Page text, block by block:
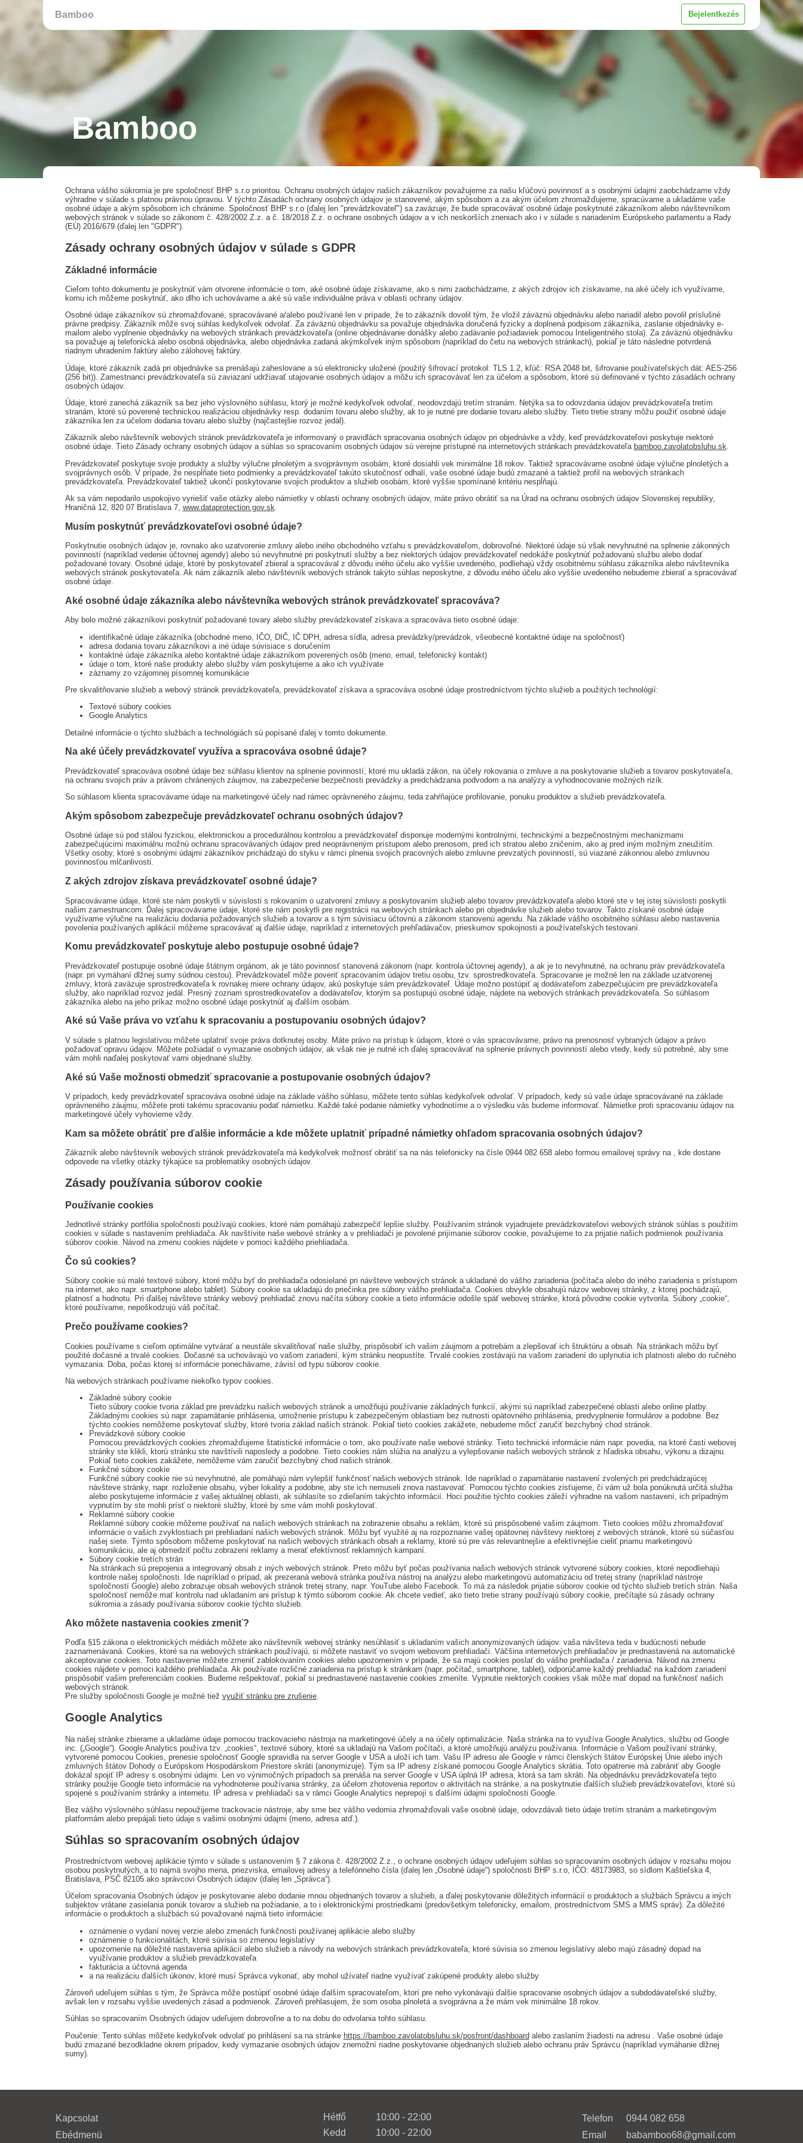
Bamboo Bejelentkezés
Bamboo
Ochrana vášho súkromia je pre spoločnosť BHP s.r.o prioritou. Ochranu osobných údajov našich zákazníkov považujeme za našu kľúčovú povinnosť a s osobnými údajmi zaobchádzame vždy
výhradne v súlade s platnou právnou úpravou. V týchto Zásadách ochrany osobných údajov je stanovené, akým spôsobom a za akým účelom zhromažďujeme, spracúvame a ukladáme vaše
osobné údaje a akým spôsobom ich chránime. Spoločnosť BHP s.r.o (ďalej len "prevádzkovateľ") sa zaväzuje, že bude spracovávať osobné údaje poskytnuté zákazníkom alebo návštevníkom
webových stránok v súlade so zákonom č. 428/2002 Z.z. a č. 18/2018 Z.z. o ochrane osobných údajov a v ich neskorších zneniach ako i v súlade s nariadením Európskeho parlamentu a Rady
(EÚ) 2016/679 (ďalej len "GDPR").
Zásady ochrany osobných údajov v súlade s GDPR
Základné informácie
Cieľom tohto dokumentu je poskytnúť vám otvorene informácie o tom, aké osobné údaje získavame, ako s nimi zaobchádzame, z akých zdrojov ich získavame, na aké účely ich využívame,
komu ich môžeme poskytnúť, ako dlho ich uchovávame a aké sú vaše individuálne práva v oblasti ochrany údajov.
Osobné údaje zákazníkov sú zhromažďované, spracovávané a/alebo používané len v prípade, že to zákazník dovolil tým, že vložil záväznú objednávku alebo nariadil alebo povolil príslušné
právne predpisy. Zákazník môže svoj súhlas kedykoľvek odvolať. Za záväznú objednávku sa považuje objednávka doručená fyzicky a doplnená podpisom zákazníka, zaslanie objednávky e-
mailom alebo vyplnenie objednávky na webových stránkach prevádzkovateľa (online objednávanie donášky alebo zadávanie požiadaviek pomocou Inteligentného stola). Za záväznú objednávku
sa považuje aj telefonická alebo osobná objednávka, alebo objednávka zadaná akýmkoľvek iným spôsobom (napríklad do četu na webových stránkach), pokiaľ je táto následne potvrdená
riadnym uhradením faktúry alebo zálohovej faktúry.
Údaje, ktoré zákazník zadá pri objednávke sa prenášajú zaheslovane a sú elektronicky uložené (použitý šifrovací protokol: TLS 1.2, kľúč: RSA 2048 bit, šifrovanie používateľských dát: AES-256
(256 bit)). Zamestnanci prevádzkovateľa sú zaviazaní udržiavať utajovanie osobných údajov a môžu ich spracovávať len za účelom a spôsobom, ktoré sú definované v týchto zásadách ochrany
osobných údajov.
Údaje, ktoré zanechá zákazník sa bez jeho výslovného súhlasu, ktorý je možné kedykoľvek odvolať, neodovzdajú tretím stranám. Netýka sa to odovzdania údajov prevádzkovateľa tretím
stranám, ktoré sú poverené technickou realizáciou objednávky resp. dodaním tovaru alebo služby, ak to je nutné pre dodanie tovaru alebo služby. Tieto tretie strany môžu použiť osobné údaje
zákazníka len za účelom dodania tovaru alebo služby (najčastejšie rozvoz jedál).
Zákazník alebo návštevník webových stránok prevádzkovateľa je informovaný o pravidlách spracovania osobných údajov pri objednávke a vždy, keď prevádzkovateľovi poskytuje niektoré
osobné údaje. Tieto Zásady ochrany osobných údajov a súhlas so spracovaním osobných údajov sú verejne prístupné na internetových stránkach prevádzkovateľa bamboo.zavolatobsluhu.sk.
Prevádzkovateľ poskytuje svoje produkty a služby výlučne plnoletým a svojprávnym osobám, ktoré dosiahli vek minimálne 18 rokov. Taktiež spracovávame osobné údaje výlučne plnoletých a
svojprávnych osôb. V prípade, že nespĺňate tieto podmienky a prevádzkovateľ takúto skutočnosť odhalí, vaše osobné údaje budú zmazané a taktiež profil na webových stránkach
prevádzkovateľa. Prevádzkovateľ taktiež ukončí poskytovanie svojich produktov a služieb osobám, ktoré vyššie spomínané kritériu nespĺňajú.
Ak sa vám nepodarilo uspokojivo vyriešiť vaše otázky alebo námietky v oblasti ochrany osobných údajov, máte právo obrátiť sa na Úrad na ochranu osobných údajov Slovenskej republiky,
Hraničná 12, 820 07 Bratislava 7, www.dataprotection.gov.sk.
Musím poskytnúť prevádzkovateľovi osobné údaje?
Poskytnutie osobných údajov je, rovnako ako uzatvorenie zmluvy alebo iného obchodného vzťahu s prevádzkovateľom, dobrovoľné. Niektoré údaje sú však nevyhnutné na splnenie zákonných
povinností (napríklad vedenie účtovnej agendy) alebo sú nevyhnutné pri poskytnutí služby a bez niektorých údajov prevádzkovateľ nedokáže poskytnúť požadovanú službu alebo dodať
požadované tovary. Osobné údaje, ktoré by poskytovateľ zbieral a spracovával z dôvodu iného účelu ako vyššie uvedeného, podliehajú vždy osobitnému súhlasu zákazníka alebo návštevníka
webových stránok poskytovateľa. Ak nám zákazník alebo návštevník webových stránok takýto súhlas neposkytne, z dôvodu iného účelu ako vyššie uvedeného nebudeme zbierať a spracovávať
osobné údaje.
Aké osobné údaje zákazníka alebo návštevníka webových stránok prevádzkovateľ spracováva?
Aby bolo možné zákazníkovi poskytnúť požadované tovary alebo služby prevádzkovateľ získava a spracováva tieto osobné údaje:
identifikačné údaje zákazníka (obchodné meno, IČO, DIČ, IČ DPH, adresa sídla, adresa prevádzky/prevádzok, všeobecné kontaktné údaje na spoločnosť)
adresa dodania tovaru zákazníkovi a iné údaje súvisiace s doručením
kontaktné údaje zákazníka alebo kontaktné údaje zákazníkom poverených osôb (meno, email, telefonický kontakt)
údaje o tom, ktoré naše produkty alebo služby vám poskytujeme a ako ich využívate
záznamy zo vzájomnej písomnej komunikácie
Pre skvalitňovanie služieb a webový stránok prevádzkovateľa, prevádzkovateľ získava a spracováva osobné údaje prostredníctvom týchto služieb a použitých technológií:
Textové súbory cookies
Google Analytics
Detailné informácie o týchto službách a technológiách sú popísané ďalej v tomto dokumente.
Na aké účely prevádzkovateľ využíva a spracováva osobné údaje?
Prevádzkovateľ spracováva osobné údaje bez súhlasu klientov na splnenie povinností, ktoré mu ukladá zákon, na účely rokovania o zmluve a na poskytovanie služieb a tovarov poskytovateľa,
na ochranu svojich práv a právom chránených záujmov, na zabezpečenie bezpečnosti prevádzky a predchádzania podvodom a na analýzy a vyhodnocovanie možných rizík.
So súhlasom klienta spracovávame údaje na marketingové účely nad rámec oprávneného záujmu, teda zahŕňajúce profilovanie, ponuku produktov a služieb prevádzkovateľa.
Akým spôsobom zabezpečuje prevádzkovateľ ochranu osobných údajov?
Osobné údaje sú pod stálou fyzickou, elektronickou a procedurálnou kontrolou a prevádzkovateľ disponuje modernými kontrolnými, technickými a bezpečnostnými mechanizmami
zabezpečujúcimi maximálnu možnú ochranu spracovávaných údajov pred neoprávneným prístupom alebo prenosom, pred ich stratou alebo zničením, ako aj pred iným možným zneužitím.
Všetky osoby, ktoré s osobnými údajmi zákazníkov prichádzajú do styku v rámci plnenia svojich pracovných alebo zmluvne prevzatých povinností, sú viazané zákonnou alebo zmluvnou
povinnosťou mlčanlivosti.
Z akých zdrojov získava prevádzkovateľ osobné údaje?
Spracovávame údaje, ktoré ste nám poskytli v súvislosti s rokovaním o uzatvorení zmluvy a poskytovaním služieb alebo tovarov prevádzkovateľa alebo ktoré ste v tej istej súvislosti poskytli
našim zamestnancom. Ďalej spracovávame údaje, ktoré ste nám poskytli pre registrácii na webových stránkach alebo pri objednávke služieb alebo tovarov. Takto získané osobné údaje
využívame výlučne na realizáciu dodania požadovaných služieb a tovarov a s tým súvisiacu účtovnú a zákonom stanovenú agendu. Na základe vášho osobitného súhlasu alebo nastavenia
povolenia používaných aplikácií môžeme spracovávať aj ďalšie údaje, napríklad z internetových prehľadávačov, prieskumov spokojnosti a používateľských testovaní.
Komu prevádzkovateľ poskytuje alebo postupuje osobné údaje?
Prevádzkovateľ postupuje osobné údaje štátnym orgánom, ak je táto povinnosť stanovená zákonom (napr. kontrola účtovnej agendy), a ak je to nevyhnutné, na ochranu práv prevádzkovateľa
(napr. pri vymáhaní dlžnej sumy súdnou cestou). Prevádzkovateľ môže poveriť spracovaním údajov tretiu osobu, tzv. sprostredkovateľa. Spracovanie je možné len na základe uzatvorenej
zmluvy, ktorá zaväzuje sprostredkovateľa k rovnakej miere ochrany údajov, akú poskytuje sám prevádzkovateľ. Údaje možno postúpiť aj dodávateľom zabezpečujúcim pre prevádzkovateľa
služby, ako napríklad rozvoz jedál. Presný zoznam sprostredkovateľov a dodávateľov, ktorým sa postupujú osobné údaje, nájdete na webových stránkach prevádzkovateľa. So súhlasom
zákazníka alebo na jeho príkaz možno osobné údaje poskytnúť aj ďalším osobám.
Aké sú Vaše práva vo vzťahu k spracovaniu a postupovaniu osobných údajov?
V súlade s platnou legislatívou môžete uplatniť svoje práva dotknutej osoby. Máte právo na prístup k údajom, ktoré o vás spracovávame, právo na prenosnosť vybraných údajov a právo
požadovať opravu údajov. Môžete požiadať o vymazanie osobných údajov, ak však nie je nutné ich ďalej spracovávať na splnenie právnych povinností alebo vtedy, kedy sú potrebné, aby sme
vám mohli naďalej poskytovať vami objednané služby.
Aké sú Vaše možnosti obmedziť spracovanie a postupovanie osobných údajov?
V prípadoch, kedy prevádzkovateľ spracováva osobné údaje na základe vášho súhlasu, môžete tento súhlas kedykoľvek odvolať. V prípadoch, kedy sú vaše údaje spracovávané na základe
oprávneného záujmu, môžete proti takému spracovaniu podať námietku. Každé také podanie námietky vyhodnotíme a o výsledku vás budeme informovať. Námietke proti spracovaniu údajov na
marketingové účely vyhovieme vždy.
Kam sa môžete obrátiť pre ďalšie informácie a kde môžete uplatniť prípadné námietky ohľadom spracovania osobných údajov?
Zákazník alebo návštevník webových stránok prevádzkovateľa má kedykoľvek možnosť obrátiť sa na nás telefonicky na čísle 0944 082 658 alebo formou emailovej správy na , kde dostane
odpovede na všetky otázky týkajúce sa problematiky osobných údajov.
Zásady používania súborov cookie
Používanie cookies
Jednotlivé stránky portfólia spoločnosti používajú cookies, ktoré nám pomáhajú zabezpečiť lepšie služby. Používaním stránok vyjadrujete prevádzkovateľovi webových stránok súhlas s použitím
cookies v súlade s nastavením prehliadača. Ak navštívite naše webové stránky a v prehliadači je povolené prijímanie súborov cookie, považujeme to za prijatie našich podmienok používania
súborov cookie. Návod na zmenu cookies nájdete v pomoci každého priehliadača.
Čo sú cookies?
Súbory cookie sú malé textové súbory, ktoré môžu byť do prehliadača odosielané pri návšteve webových stránok a ukladané do vášho zariadenia (počítača alebo do iného zariadenia s prístupom
na internet, ako napr. smartphone alebo tablet). Súbory cookie sa ukladajú do priečinka pre súbory vášho prehliadača. Cookies obvykle obsahujú názov webovej stránky, z ktorej pochádzajú,
platnosť a hodnotu. Pri ďalšej návšteve stránky webový prehliadač znovu načíta súbory cookie a tieto informácie odošle späť webovej stránke, ktorá pôvodne cookie vytvorila. Súbory „cookie“,
ktoré používame, nepoškodzujú váš počítač.
Prečo používame cookies?
Cookies používame s cieľom optimálne vytvárať a neustále skvalitňovať naše služby, prispôsobiť ich vašim záujmom a potrebám a zlepšovať ich štruktúru a obsah. Na stránkach môžu byť
použité dočasné a trvalé cookies. Dočasné sa uchovávajú vo vašom zariadení, kým stránku neopustíte. Trvalé cookies zostávajú na vašom zariadení do uplynutia ich platnosti alebo do ručného
vymazania. Doba, počas ktorej si informácie ponechávame, závisí od typu súborov cookie.
Na webových stránkach používame niekoľko typov cookies.
Základné súbory cookie
Tieto súbory cookie tvoria základ pre prevádzku našich webových stránok a umožňujú používanie základných funkcií, akými sú napríklad zabezpečené oblasti alebo online platby.
Základnými cookies sú napr. zapamätanie prihlásenia, umožnenie prístupu k zabezpečeným oblastiam bez nutnosti opätovného prihlásenia, predvyplnenie formulárov a podobne. Bez
týchto cookies nemôžeme poskytovať služby, ktoré tvoria základ našich stránok. Pokiaľ tieto cookies zakážete, nebudeme môcť zaručiť bezchybný chod stránok.
Prevádzkové súbory cookie
Pomocou prevádzkových cookies zhromažďujeme štatistické informácie o tom, ako používate naše webové stránky. Tieto technické informácie nám napr. povedia, na ktoré časti webovej
stránky ste klikli, ktorú stránku ste navštívili naposledy a podobne. Tieto cookies nám slúžia na analýzu a vylepšovanie našich webových stránok z hľadiska obsahu, výkonu a dizajnu.
Pokiaľ tieto cookies zakážete, nemôžeme vám zaručiť bezchybný chod našich stránok.
Funkčné súbory cookie
Funkčné súbory cookie nie sú nevyhnutné, ale pomáhajú nám vylepšiť funkčnosť našich webových stránok. Ide napríklad o zapamätanie nastavení zvolených pri predchádzajúcej
návšteve stránky, napr. rozloženie obsahu, výber lokality a podobne, aby ste ich nemuseli znova nastavovať. Pomocou týchto cookies zisťujeme, či vám už bola ponúknutá určitá služba
alebo poskytujeme informácie z vašej aktuálnej oblasti, ak súhlasíte so zdieľaním takýchto informácií. Hoci použitie týchto cookies záleží výhradne na vašom nastavení, ich prípadným
vypnutím by ste mohli prísť o niektoré služby, ktoré by sme vám mohli poskytovať.
Reklamné súbory cookie
Reklamné súbory cookie môžeme používať na našich webových stránkach na zobrazenie obsahu a reklám, ktoré sú prispôsobené vašim záujmom. Tieto cookies môžu zhromažďovať
informácie o vašich zvyklostiach pri prehliadaní našich webových stránok. Môžu byť využité aj na rozpoznanie vašej opätovnej návštevy niektorej z webových stránok, ktoré sú súčasťou
našej siete. Týmto spôsobom môžeme poskytovať na našich webových stránkach obsah a reklamy, ktoré sú pre vás relevantnejšie a efektívnejšie cieliť priamu marketingovú
komunikáciu, ale aj obmedziť počtu zobrazení reklamy a merať efektívnosť reklamných kampaní.
Súbory cookie tretích strán
Na stránkach sú prepojenia a integrovaný obsah z iných webových stránok. Preto môžu byť počas používania našich webových stránok vytvorené súbory cookies, ktoré nepodliehajú
kontrole našej spoločnosti. Ide napríklad o prípad, ak prezeraná webová stránka používa nástroj na analýzu alebo marketingovú automatizáciu od tretej strany (napríklad nástroje
spoločností Google) alebo zobrazuje obsah webových stránok tretej strany, napr. YouTube alebo Facebook. To má za následok prijatie súborov cookie od týchto služieb tretích strán. Naša
spoločnosť nemôže mať kontrolu nad ukladaním ani prístup k týmto súborom cookie. Ak chcete vedieť, ako tieto tretie strany používajú súbory cookie, prečítajte sú zásady ochrany
súkromia a zásady používania súborov cookie týchto služieb.
Ako môžete nastavenia cookies zmeniť?
Podľa §15 zákona o elektronických médiách môžete ako návštevník webovej stránky nesúhlasiť s ukladaním vašich anonymizovaných údajov. vaša návšteva teda v budúcnosti nebude
zaznamenávaná. Cookies, ktoré sa na webových stránkach používajú, si môžete nastaviť vo svojom webovom prehliadači. Väčšina internetových prehliadačov je prednastavená na automatické
akceptovanie cookies. Toto nastavenie môžete zmeniť zablokovaním cookies alebo upozornením v prípade, že sa majú cookies poslať do vášho prehliadača / zariadenia. Návod na zmenu
cookies nájdete v pomoci každého prehliadača. Ak používate rozličné zariadenia na prístup k stránkam (napr. počítač, smartphone, tablet), odporúčame každý prehliadač na každom zariadení
prispôsobiť vašim preferenciám cookies. Budeme rešpektovať, pokiaľ si prednastavené nastavenie cookies zmeníte. Vypnutie niektorých cookies však môže mať dopad na funkčnosť našich
webových stránok.
Pre služby spoločnosti Google je možné tiež využiť stránku pre zrušenie.
Google Analytics
Na našej stránke zbierame a ukladáme údaje pomocou trackovacieho nástroja na marketingové účely a na účely optimalizácie. Naša stránka na to využíva Google Analytics, službu od Google
inc. („Google“). Google Analytics používa tzv. „cookies“, textové súbory, ktoré sa ukladajú na Vašom počítači, a ktoré umožňujú analýzu používania. Informácie o Vašom používaní stránky,
vytvorené pomocou Cookies, prenesie spoločnosť Google spravidla na server Google v USA a uloží ich tam. Vašu IP adresu ale Google v rámci členských štátov Európskej Únie alebo iných
zmluvných štátov Dohody o Európskom Hospodárskom Priestore skráti (anonymizuje). Tým sa IP adresy získané pomocou Google Analytics skrátia. Toto opatrenie má zabrániť aby Google
dokázal spojiť IP adresy s osobnými údajmi. Len vo výnimočných prípadoch sa prenáša na server Google v USA úplná IP adresa, ktorá sa tam skráti. Na objednávku prevádzkovateľa tejto
stránky použije Google tieto informácie na vyhodnotenie používania stránky, za účelom zhotovenia reportov o aktivitách na stránke, a na poskytnutie ďalších služieb prevádzkovateľovi, ktoré sú
spojené s používaním stránky a internetu. IP adresa v prehliadači sa v rámci Google Analytics neprepojí s ďalšími údajmi spoločnosti Google.
Bez vášho výslovného súhlasu nepoužijeme trackovacie nástroje, aby sme bez vášho vedomia zhromažďovali vaše osobné údaje, odovzdávali tieto údaje tretím stranám a marketingovým
platformám alebo prepájali tieto údaje s vašimi osobnými údajmi (meno, adresa atď.).
Súhlas so spracovaním osobných údajov
Prostredníctvom webovej aplikácie týmto v súlade s ustanovením § 7 zákona č. 428/2002 Z.z., o ochrane osobných údajov udeľujem súhlas so spracovaním osobných údajov v rozsahu mojou
osobou poskytnutých, a to najmä svojho mena, priezviska, emailovej adresy a telefónneho čísla (ďalej len „Osobné údaje“) spoločnosti BHP s.r.o, IČO: 48173983, so sídlom Kaštieľska 4,
Bratislava, PSČ 82105 ako správcovi Osobných údajov (ďalej len „Správca“).
Účelom spracovania Osobných údajov je poskytovanie alebo dodanie mnou objednaných tovarov a služieb, a ďalej poskytovanie dôležitých informácií o produktoch a službách Správcu a iných
subjektov vrátane zasielania ponúk tovarov a služieb na požiadanie, a to i elektronickými prostriedkami (predovšetkým telefonicky, emailom, prostredníctvom SMS a MMS správ). Za dôležité
informácie o produktoch a službách sú považované najmä tieto informácie:
oznámenie o vydaní novej verzie alebo zmenách funkčnosti používanej aplikácie alebo služby
oznámenie o funkcionalitách, ktoré súvisia so zmenou legislatívy
upozornenie na dôležité nastavenia aplikácií alebo služieb a návody na webových stránkach prevádzkovateľa, ktoré súvisia so zmenou legislatívy alebo majú zásadný dopad na
využívanie produktov a služieb prevádzkovateľa
fakturácia a účtovná agenda
a na realizáciu ďalších úkonov, ktoré musí Správca vykonať, aby mohol užívateľ riadne využívať zakúpené produkty alebo služby
Zároveň udeľujem súhlas s tým, že Správca môže postúpiť osobné údaje ďalším spracovateľom, ktorí pre neho vykonávajú ďalšie spracovanie osobných údajov a subdodávateľské služby,
avšak len v rozsahu vyššie uvedených zásad a podmienok. Zároveň prehlasujem, že som osoba plnoletá a svojprávna a že mám vek minimálne 18 rokov.
Súhlas so spracovaním Osobných údajov udeľujem dobrovoľne a to na dobu do odvolania tohto súhlasu.
Poučenie: Tento súhlas môžete kedykoľvek odvolať po prihlásení sa na stránke https://bamboo.zavolatobsluhu.sk/posfront/dashboardalebo zaslaním žiadosti na adresu
. Vaše osobné údaje
budú zmazané bezodkladne okrem prípadov, kedy vymazanie osobných údajov znemožní riadne poskytovanie objednaných služieb alebo ochranu práv Správcu (napríklad vymáhanie dlžnej
sumy).
Kapcsolat
Ebédmenü
Hétfő
10:00 - 22:00
Kedd
10:00 - 22:00
Telefon
0944 082 658
Email
babamboo68@gmail.com